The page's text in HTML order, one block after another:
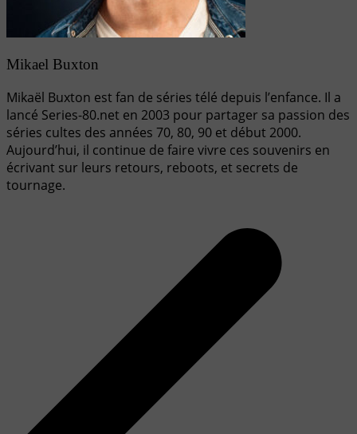
Mikael Buxton
Mikaël Buxton est fan de séries télé depuis l’enfance. Il a
lancé Series-80.net en 2003 pour partager sa passion des
séries cultes des années 70, 80, 90 et début 2000.
Aujourd’hui, il continue de faire vivre ces souvenirs en
écrivant sur leurs retours, reboots, et secrets de
tournage.